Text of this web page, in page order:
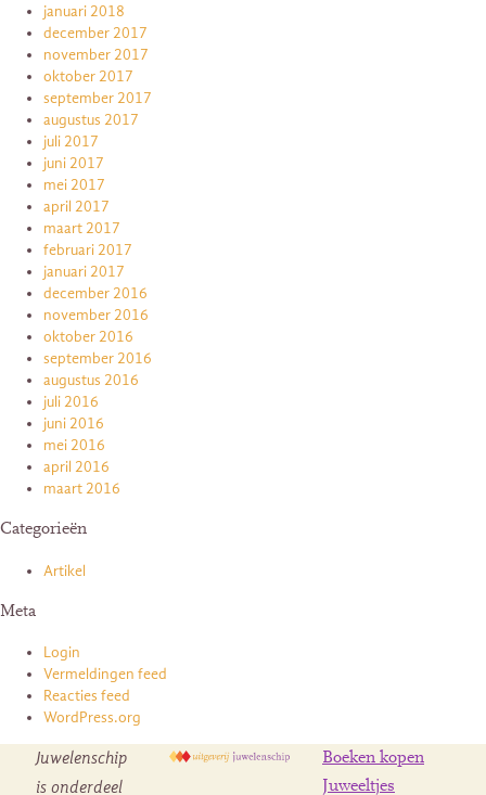
januari 2018
december 2017
november 2017
oktober 2017
september 2017
augustus 2017
juli 2017
juni 2017
mei 2017
april 2017
maart 2017
februari 2017
januari 2017
december 2016
november 2016
oktober 2016
september 2016
augustus 2016
juli 2016
juni 2016
mei 2016
april 2016
maart 2016
Categorieën
Artikel
Meta
Login
Vermeldingen feed
Reacties feed
WordPress.org
Juwelenschip
is onderdeel
Boeken kopen
Juweeltjes